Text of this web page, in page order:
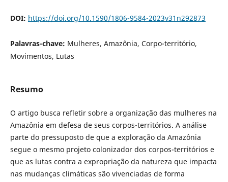
DOI: https://doi.org/10.1590/1806-9584-2023v31n292873
Palavras-chave: Mulheres, Amazônia, Corpo-território,
Movimentos, Lutas
Resumo
O artigo busca refletir sobre a organização das mulheres na
Amazônia em defesa de seus corpos-territórios. A análise
parte do pressuposto de que a exploração da Amazônia
segue o mesmo projeto colonizador dos corpos-territórios e
que as lutas contra a expropriação da natureza que impacta
nas mudanças climáticas são vivenciadas de forma